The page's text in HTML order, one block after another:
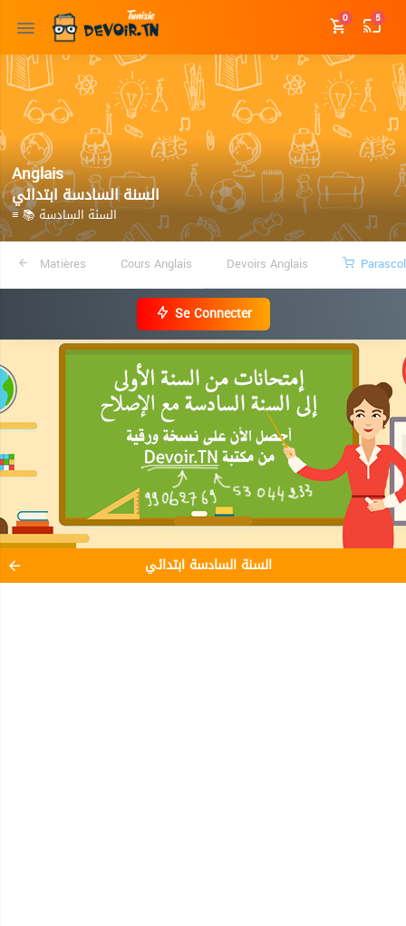
0 5
Anglais
السنة السادسة ابتدائي
≡ 📚 السنة السادسة
Matières Cours Anglais Devoirs Anglais
Se Connecter
السنة السادسة ابتدائي